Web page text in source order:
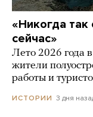
«Никогда
сейчас»
Лето 2026 года
жители
работы и
ИСТОРИИ 3 дня